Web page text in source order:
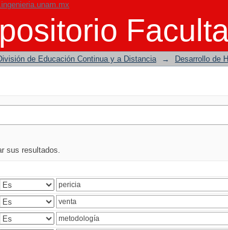
de Educación Continua y a Distancia → Desarrollo de
sus resultados.